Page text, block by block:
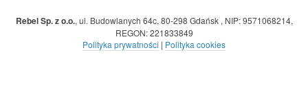
Rebel Sp. z o.o., ul. Budowlanych 64c, 80-298 Gdańsk, NIP: 9571068214,
REGON: 221833849
Polityka prywatności | Polityka cookies